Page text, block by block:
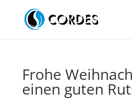
Frohe
einen guten